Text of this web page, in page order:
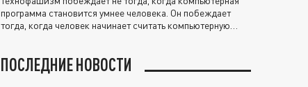
программа становится умнее человека. Он побеждает
тогда, когда человек начинает считать компьютерную
ПОСЛЕДНИЕ НОВОСТИ